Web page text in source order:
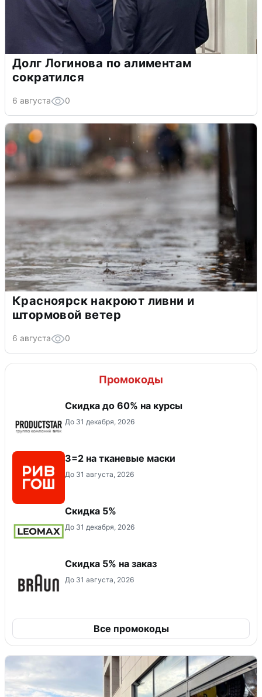
Долг Логинова по алиментам
сократился
6 августа 0
Красноярск накроют ливни и
штормовой ветер
6 августа 0
Промокоды
Скидка до 60% на курсы
До 31 декабря, 2026
3=2 на тканевые маски
До 31 августа, 2026
Скидка 5%
До 31 декабря, 2026
​Скидка 5% на заказ
До 31 августа, 2026
Все промокоды